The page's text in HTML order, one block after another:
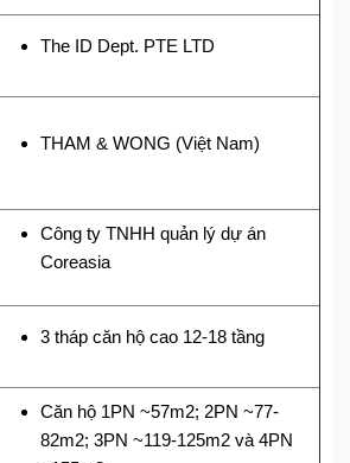
The ID Dept. PTE LTD
THAM & WONG (Việt Nam)
Công ty TNHH quản lý dự án
Coreasia
3 tháp căn hộ cao 12-18 tầng
Căn hộ 1PN ~57m2; 2PN ~77-
82m2; 3PN ~119-125m2 và 4PN